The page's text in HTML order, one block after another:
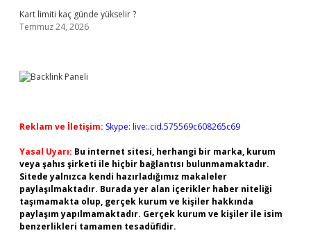
Kart limiti kaç günde yükselir ?
Temmuz 24, 2026
Reklam ve İletişim: Skype: live:.cid.575569c608265c69
Yasal Uyarı: Bu internet sitesi, herhangi bir marka, kurum
veya şahıs şirketi ile hiçbir bağlantısı bulunmamaktadır.
Sitede yalnızca kendi hazırladığımız makaleler
paylaşılmaktadır. Burada yer alan içerikler haber niteliği
taşımamakta olup, gerçek kurum ve kişiler hakkında
paylaşım yapılmamaktadır. Gerçek kurum ve kişiler ile isim
benzerlikleri tamamen tesadüfidir.